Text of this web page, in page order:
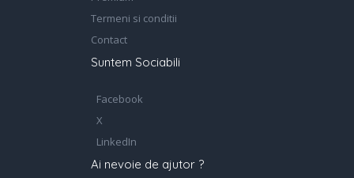
Termeni si conditii
Contact
Suntem Sociabili
Facebook
X
LinkedIn
Ai nevoie de ajutor ?